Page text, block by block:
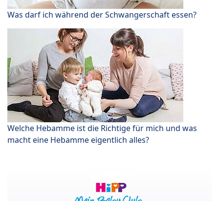
Was darf ich während der Schwangerschaft essen?
Welche Hebamme ist die Richtige für mich und was
macht eine Hebamme eigentlich alles?